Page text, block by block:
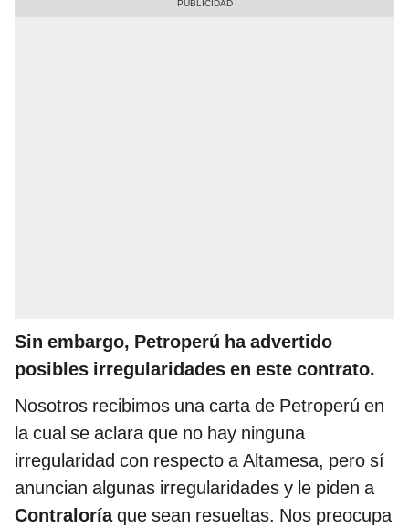
Sin embargo, Petroperú ha advertido
posibles irregularidades en este contrato.
Nosotros recibimos una carta de Petroperú en
la cual se aclara que no hay ninguna
irregularidad con respecto a Altamesa, pero sí
anuncian algunas irregularidades y le piden a
Contraloríaque sean resueltas. Nos preocupa